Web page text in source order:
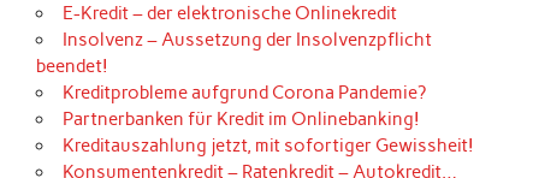
E-Kredit – der elektronische Onlinekredit
Insolvenz – Aussetzung der Insolvenzpflicht
beendet!
Kreditprobleme aufgrund Corona Pandemie?
Partnerbanken für Kredit im Onlinebanking!
Kreditauszahlung jetzt, mit sofortiger Gewissheit!
Konsumentenkredit – Ratenkredit – Autokredit…